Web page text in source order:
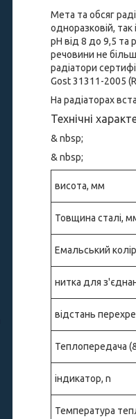
Мета та обсяг
одноразковій,
рН від 8 до 9,5 та
речовини не
радіатори
Gost 31311-2005
На радіаторах
Технічні
& nbsp;
& nbsp;
висота, мм
Товщина сталі,
Емальський колір
нитка для
відстань
Теплопередача
індикатор, n
Температура